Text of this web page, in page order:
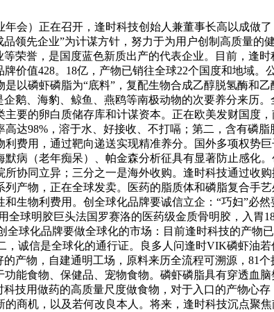
）正在召开，逢时科技创始人兼董事长高以成做
领先企业”为计谋方针，努力于为用户创制高质量的
荣誉，是国度蓝色新质出产的代表企业。目前，逢
价值428。18亿，产物已销往全球22个国度和地域
以磷虾磷脂为“底料”，复配生物合成乙醇脱氢酶和
鹅、海豹、鲸鱼、燕鸥等南极动物的次要养分来历
要的卵白质储存库和计谋资本。正在欧美发财国度
达98%，溶于水、好接收、不打嗝；第二，含有磷
费用，通过靶向递送实现精准养分。国外多项权势
病（老年痴呆）、帕金森分析征具有显著防止感化
协同立异；三分之一是海外收购。逢时科技通过收
产物，正在全球发卖。医药的脂质体和磷脂复合手
生物利费用。创全球化品牌要诚信立企：“巧妇”必
球明胶巨头法国罗赛洛的医药级金质骨明胶，入胃
球化品牌要做全球化的市场：目前逢时科技的产物
诚信是全球化的通行证。良多人问逢时VIK磷虾油
产物，自建通明工场，原料来历全流程可溯源，81
能食物、保健品、宠物食物。磷虾磷脂具有穿透血
技用做药的高质量尺度做食物，对于入口的产物心
商机，以及若何改良本人。将来，逢时科技沉点聚